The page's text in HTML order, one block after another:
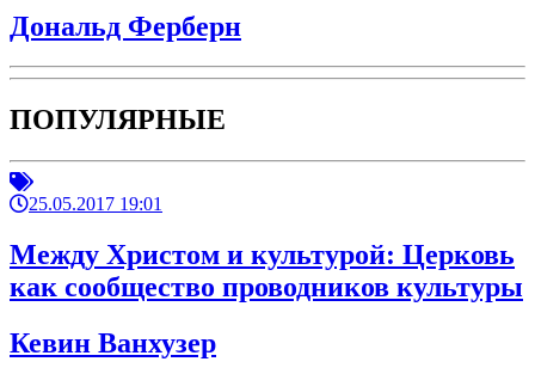
Дональд Ферберн
ПОПУЛЯРНЫЕ
25.05.2017 19:01
Между Христом и культурой: Церковь
как сообщество проводников культуры
Кевин Ванхузер